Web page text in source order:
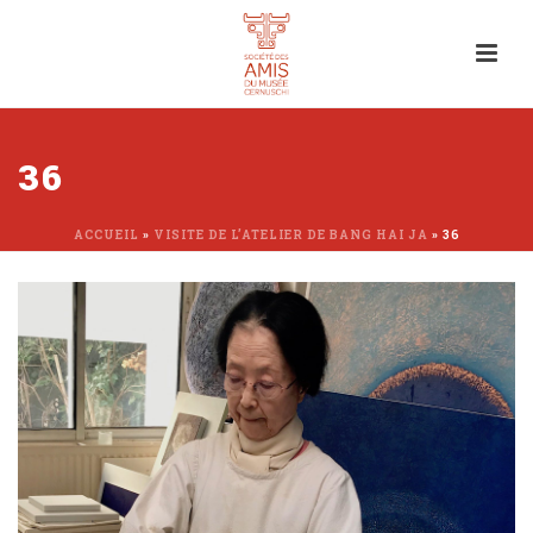
36
ACCUEIL » VISITE DE L’ATELIER DE BANG HAI JA » 36